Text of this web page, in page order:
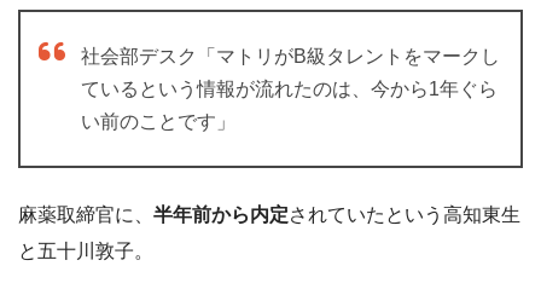
社会部デスク「マトリがB級タレントをマークし
ているという情報が流れたのは、今から1年ぐら
い前のことです」
麻薬取締官に、 半年前から内定されていたという高知東生
と五十川敦子。